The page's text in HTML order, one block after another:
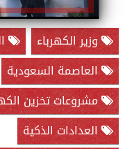
وزير الكهرباء
العاصمة السعودية
مشروعات تخزين
العدادات الذكية